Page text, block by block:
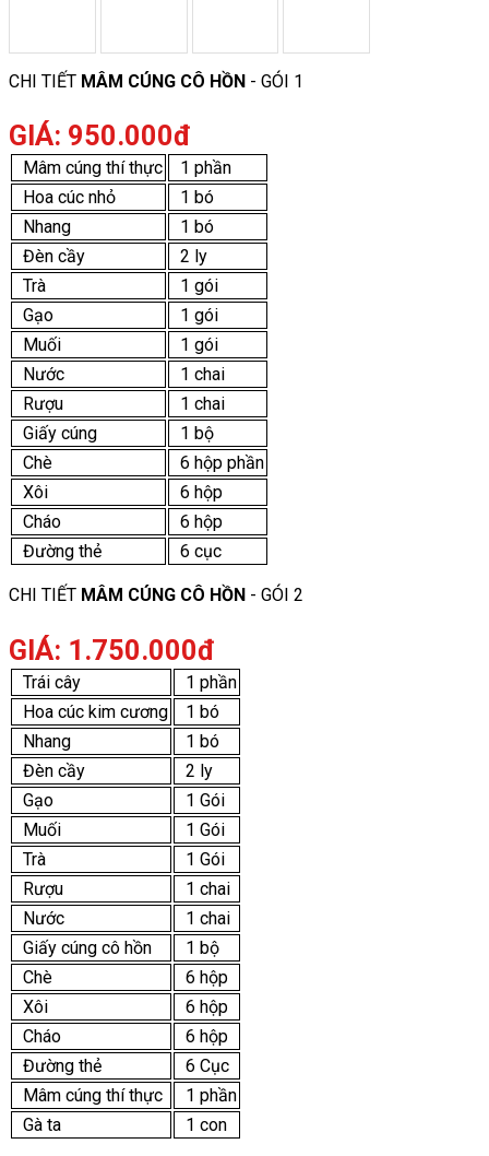
CHI TIẾT MÂM CÚNG CÔ HỒN - GÓI 1
GIÁ: 950.000đ
Mâm cúng thí thực
1 phần
Hoa cúc nhỏ
1 bó
Nhang
1 bó
Đèn cầy
2 ly
Trà
1 gói
Gạo
1 gói
Muối
1 gói
Nước
1 chai
Rượu
1 chai
Giấy cúng
1 bộ
Chè
6 hộp phần
Xôi
6 hộp
Cháo
6 hộp
Đường thẻ
6 cục
CHI TIẾT MÂM CÚNG CÔ HỒN - GÓI 2
GIÁ: 1.750.000đ
Trái cây
1 phần
Hoa cúc kim cương
1 bó
Nhang
1 bó
Đèn cầy
2 ly
Gạo
1 Gói
Muối
1 Gói
Trà
1 Gói
Rượu
1 chai
Nước
1 chai
Giấy cúng cô hồn
1 bộ
Chè
6 hộp
Xôi
6 hộp
Cháo
6 hộp
Đường thẻ
6 Cục
Mâm cúng thí thực
1 phần
Gà ta
1 con